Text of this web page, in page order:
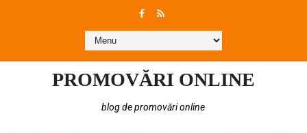
PROMOVĂRI ONLINE
blog de promovări online